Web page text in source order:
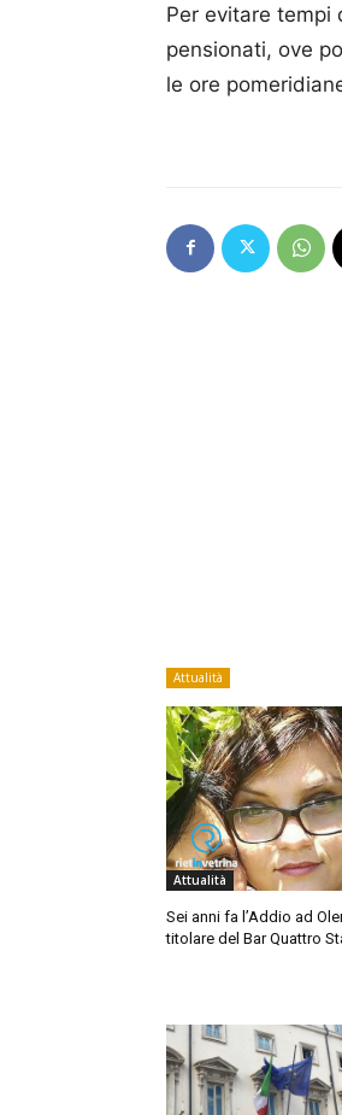
Per evitare tempi
pensionati, ove
le ore
Attualità
Attualità
Sei anni fa l’Addio ad
titolare del Bar Quattro